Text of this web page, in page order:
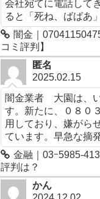
会社宛てに電話して
ると「死ね、ばばあ
闇金｜
コミ評判】
匿名
2025.02.15
闇金業者 大園は、
す。新たに、０８０
用しており、嫌がら
ています。早急な摘
金融｜03ｰ5985-
評判は？
かん